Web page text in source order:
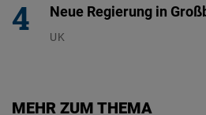
Neue Regierung in
UK
MEHR ZUM THEMA